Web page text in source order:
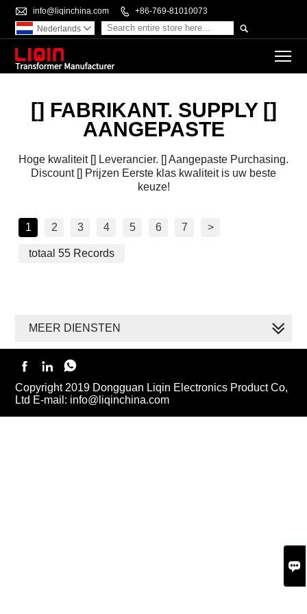

 info@liqinchina.com  +86-769-81010073

Nederlands 
[] FABRIKANT. SUPPLY []
AANGEPASTE
Hoge kwaliteit [] Leverancier. [] Aangepaste Purchasing.
Discount [] Prijzen Eerste klas kwaliteit is uw beste
keuze!
1 2 3 4 5 6 7 >
totaal 55 Records
MEER DIENSTEN
  
Copyright 2019 Dongguan Liqin Electronics Product Co,
Ltd E-mail: info@liqinchina.com